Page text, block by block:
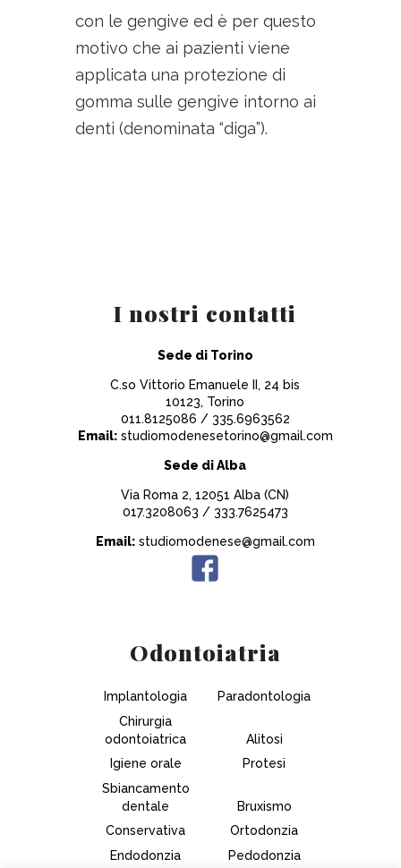
con le gengive ed è per questo
motivo che ai pazienti viene
applicata una protezione di
gomma sulle gengive intorno ai
denti (denominata “diga”).
I nostri contatti
Sede di Torino
C.so Vittorio Emanuele II, 24 bis
10123, Torino
011.8125086 / 335.6963562
Email: studiomodenesetorino@gmail.com
Sede di Alba
Via Roma 2, 12051 Alba (CN)
017.3208063 / 333.7625473
Email: studiomodenese@gmail.com
Odontoiatria
Implantologia
Paradontologia
Chirurgia
odontoiatrica
Alitosi
Igiene orale
Protesi
Sbiancamento
dentale
Bruxismo
Conservativa
Ortodonzia
Endodonzia
Pedodonzia